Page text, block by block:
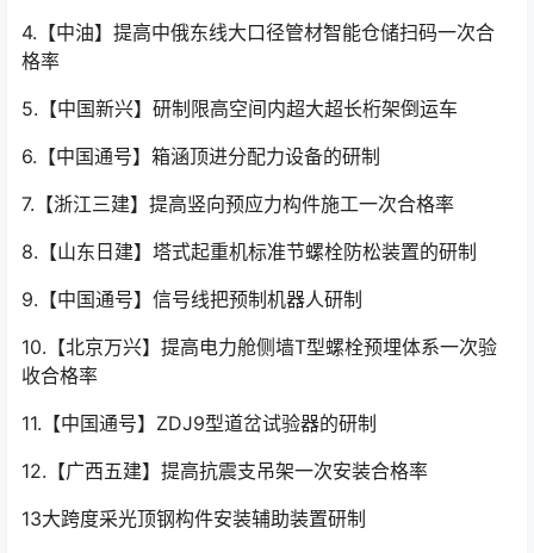
4.【中油】提高中俄东线大口径管材智能仓储扫码一次合
格率
5.【中国新兴】研制限高空间内超大超长桁架倒运车
6.【中国通号】箱涵顶进分配力设备的研制
7.【浙江三建】提高竖向预应力构件施工一次合格率
8.【山东日建】塔式起重机标准节螺栓防松装置的研制
9.【中国通号】信号线把预制机器人研制
10.【北京万兴】提高电力舱侧墙T型螺栓预埋体系一次验
收合格率
11.【中国通号】ZDJ9型道岔试验器的研制
12.【广西五建】提高抗震支吊架一次安装合格率
13大跨度采光顶钢构件安装辅助装置研制